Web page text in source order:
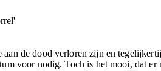
de dood verloren zijn en
voor nodig. Toch is het mooi, dat